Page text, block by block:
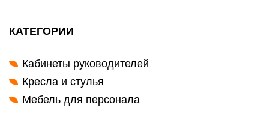
КАТЕГОРИИ
Кабинеты руководителей
Кресла и стулья
Мебель для персонала